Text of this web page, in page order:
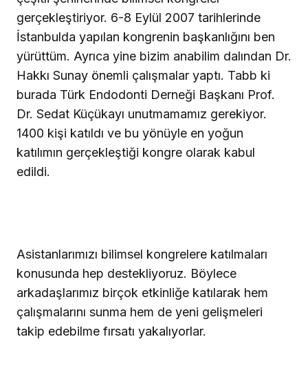
gerçekleştiriyor. 6-8 Eylül 2007 tarihlerinde
İstanbulda yapılan kongrenin başkanlığını ben
yürüttüm. Ayrıca yine bizim anabilim dalından Dr.
Hakkı Sunay önemli çalışmalar yaptı. Tabb ki
burada Türk Endodonti Derneği Başkanı Prof.
Dr. Sedat Küçükayı unutmamamız gerekiyor.
1400 kişi katıldı ve bu yönüyle en yoğun
katılımın gerçekleştiği kongre olarak kabul
edildi.
Asistanlarımızı bilimsel kongrelere katılmaları
konusunda hep destekliyoruz. Böylece
arkadaşlarımız birçok etkinliğe katılarak hem
çalışmalarını sunma hem de yeni gelişmeleri
takip edebilme fırsatı yakalıyorlar.